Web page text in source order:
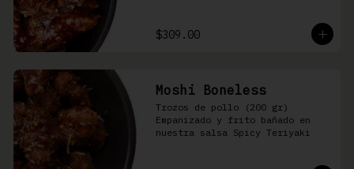
$309.00
Moshi Boneless
Trozos de pollo (200 gr)
Empanizado y frito bañado en
nuestra salsa Spicy Teriyaki